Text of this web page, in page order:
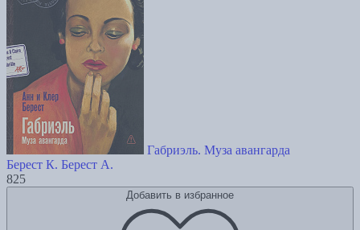
Габриэль. Муза авангарда
Берест К. Берест А.
825
Добавить в избранное